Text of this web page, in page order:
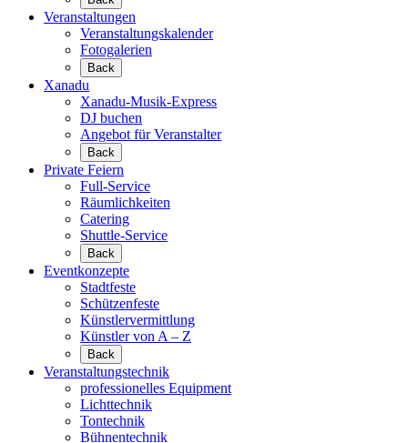
Veranstaltungen
Veranstaltungskalender
Fotogalerien
Back
Xanadu
Xanadu-Musik-Express
DJ buchen
Angebot für Veranstalter
Back
Private Feiern
Full-Service
Räumlichkeiten
Catering
Shuttle-Service
Back
Eventkonzepte
Stadtfeste
Schützenfeste
Künstlervermittlung
Künstler von A – Z
Back
Veranstaltungstechnik
professionelles Equipment
Lichttechnik
Tontechnik
Bühnentechnik